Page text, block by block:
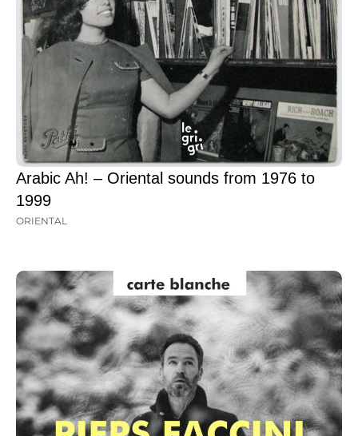
Arabic Ah! – Oriental sounds from 1976 to
1999
ORIENTAL